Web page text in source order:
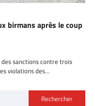
birmans après le coup
sanctions contre trois
violations des…
Rechercher